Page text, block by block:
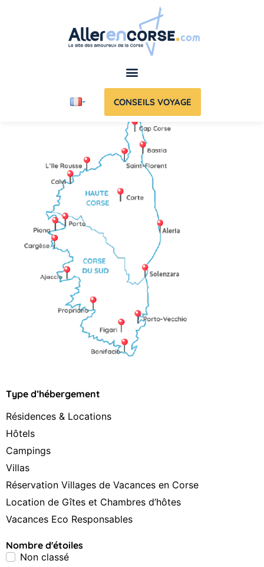
CONSEILS VOYAGE
Type d’hébergement
Résidences & Locations
Hôtels
Campings
Villas
Réservation Villages de Vacances en Corse
Location de Gîtes et Chambres d’hôtes
Vacances Eco Responsables
Nombre d'étoiles
Non classé